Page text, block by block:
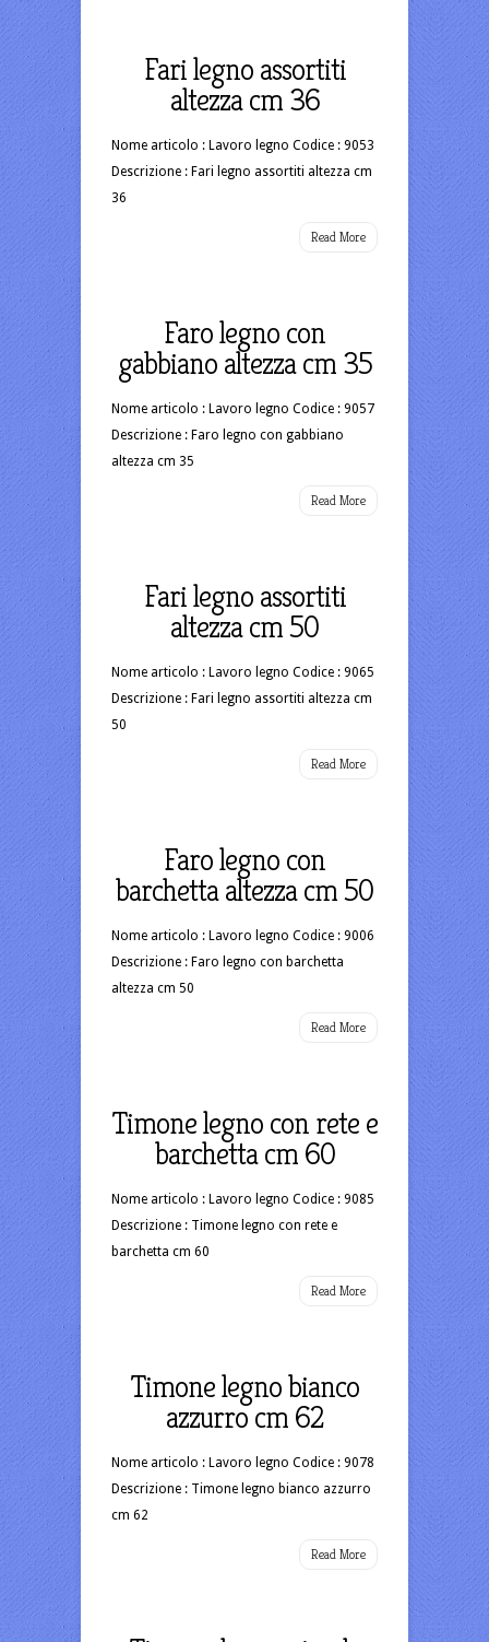
Fari legno assortiti
altezza cm 36
Nome articolo : Lavoro legno Codice : 9053
Descrizione : Fari legno assortiti altezza cm
36
Read More
Faro legno con
gabbiano altezza cm 35
Nome articolo : Lavoro legno Codice : 9057
Descrizione : Faro legno con gabbiano
altezza cm 35
Read More
Fari legno assortiti
altezza cm 50
Nome articolo : Lavoro legno Codice : 9065
Descrizione : Fari legno assortiti altezza cm
50
Read More
Faro legno con
barchetta altezza cm 50
Nome articolo : Lavoro legno Codice : 9006
Descrizione : Faro legno con barchetta
altezza cm 50
Read More
Timone legno con rete e
barchetta cm 60
Nome articolo : Lavoro legno Codice : 9085
Descrizione : Timone legno con rete e
barchetta cm 60
Read More
Timone legno bianco
azzurro cm 62
Nome articolo : Lavoro legno Codice : 9078
Descrizione : Timone legno bianco azzurro
cm 62
Read More